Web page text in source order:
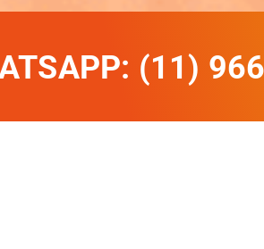
(11)